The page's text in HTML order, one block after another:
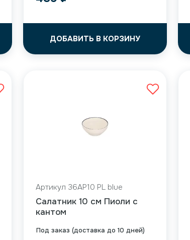
ДОБАВИТЬ В КОРЗИНУ
Под заказ (доставка до 10 дней)
Артикул 36AP10 PL blue
Салатник 10 см Пиоли с
кантом